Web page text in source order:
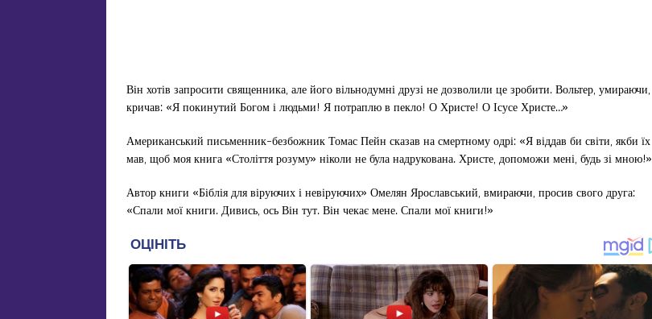
Він хотів запросити священника, але його вільнодумні друзі не дозволили це зробити. Вольтер, умираючи,
кричав: «Я покинутий Богом і людьми! Я потраплю в пекло! О Христе! О Ісусе Христе…»
Американський письменник-безбожник Томас Пейн сказав на смертному одрі: «Я віддав би світи, якби їх
мав, щоб моя книга «Століття розуму» ніколи не була надрукована. Христе, допоможи мені, будь зі мною!»
Автор книги «Біблія для віруючих і невіруючих» Омелян Ярославський, вмираючи, просив свого друга:
«Спали мої книги. Дивись, ось Він тут. Він чекає мене. Спали мої книги!»